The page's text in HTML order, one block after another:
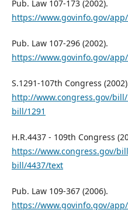
Pub. Law 107-173 (2002).
https://www.govinfo.gov/
Pub. Law 107-296 (2002).
https://www.govinfo.gov/
S.1291-107th Congress
http://www.congress.gov/
bill/1291
H.R.4437 - 109th Congress
https://www.congress.gov/
bill/4437/text
Pub. Law 109-367 (2006).
https://www.govinfo.gov/